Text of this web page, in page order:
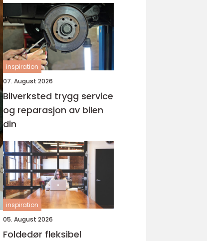
inspiration
07. August 2026
Bilverksted trygg service
og reparasjon av bilen
din
inspiration
05. August 2026
Foldedør fleksibel